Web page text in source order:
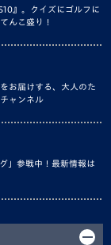
』。クイズにゴルフに
んこ盛り！
お届けする、大人のた
ャンネル
」参戦中！最新情報は